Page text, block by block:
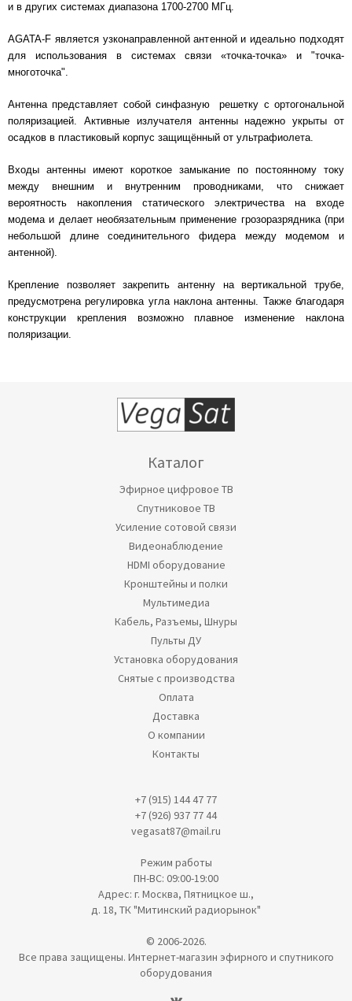
и в других системах диапазона 1700-2700 МГц.
AGATA-F является узконаправленной антенной и идеально подходят
для использования в системах связи «точка-точка» и "точка-
многоточка".
Антенна представляет собой синфазную решетку с ортогональной
поляризацией. Активные излучателя антенны надежно укрыты от
осадков в пластиковый корпус защищённый от ультрафиолета.
Входы антенны имеют короткое замыкание по постоянному току
между внешним и внутренним проводниками, что снижает
вероятность накопления статического электричества на входе
модема и делает необязательным применение грозоразрядника (при
небольшой длине соединительного фидера между модемом и
антенной).
Крепление позволяет закрепить антенну на вертикальной трубе,
предусмотрена регулировка угла наклона антенны. Также благодаря
конструкции крепления возможно плавное изменение наклона
поляризации.
Каталог
Эфирное цифровое ТВ
Спутниковое ТВ
Усиление сотовой связи
Видеонаблюдение
HDMI оборудование
Кронштейны и полки
Мультимедиа
Кабель, Разъемы, Шнуры
Пульты ДУ
Установка оборудования
Снятые с производства
Оплата
Доставка
О компании
Контакты
+7 (915) 144 47 77
+7 (926) 937 77 44
vegasat87@mail.ru
Режим работы
ПН-ВС: 09:00-19:00
Адрес: г. Москва, Пятницкое ш.,
д. 18, ТК "Митинский радиорынок"
© 2006-2026.
Все права защищены. Интернет-магазин эфирного и спутникого
оборудования